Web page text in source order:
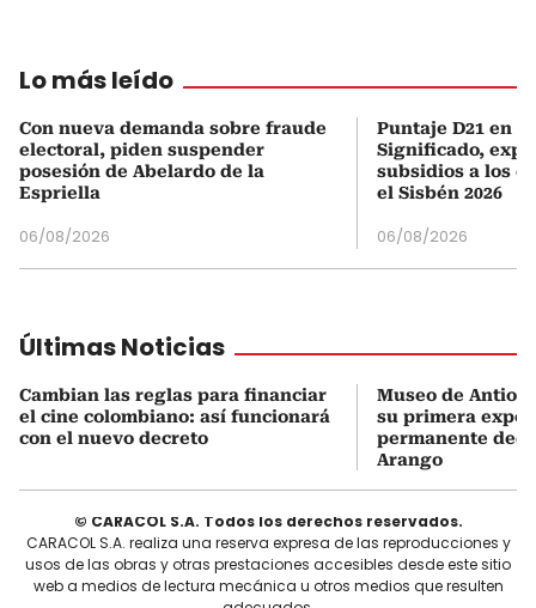
Lo más leído
Con nueva demanda sobre fraude
electoral, piden suspender
posesión de Abelardo de la
Espriella
06/08/2026
Puntaje D21 en
Significado,
subsidios a los
el Sisbén 2026
06/08/2026
Últimas Noticias
Cambian las reglas para financiar
el cine colombiano: así funcionará
con el nuevo decreto
Museo de
su primera
permanente
Arango
© CARACOL S.A. Todos los derechos reservados.
CARACOL S.A. realiza una reserva expresa de las reproducciones y
usos de las obras y otras prestaciones accesibles desde este sitio
web a medios de lectura mecánica u otros medios que resulten